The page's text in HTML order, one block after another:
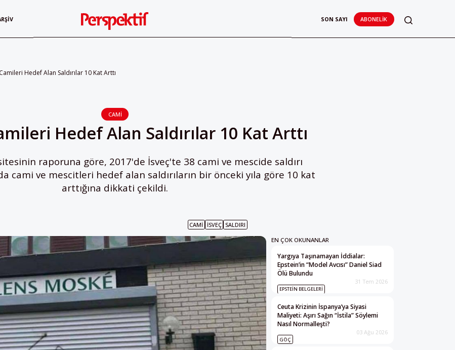
SON SAYI ABONELIK
Hedef Alan Saldırılar 10 Kat Arttı
CAMI
Hedef Alan Saldırılar 10 Kat Arttı
raporuna göre, 2017'de İsveç'te 38 cami ve mescide saldırı
cami ve mescitleri hedef alan saldırıların bir önceki yıla göre 10 kat
arttığına dikkati çekildi.
CAMI İSVEÇ SALDIRI
EN ÇOK OKUNANLAR
Yargıya Taşınamayan İddialar:
Epstein’in “Model Avcısı” Daniel Siad
Ölü Bulundu
EPSTEIN BELGELERI
31 Tem 2026
Ceuta Krizinin İspanya’ya Siyasi
Maliyeti: Aşırı Sağın “İstila” Söylemi
Nasıl Normalleşti?
GÖÇ
03 Ağu 2026